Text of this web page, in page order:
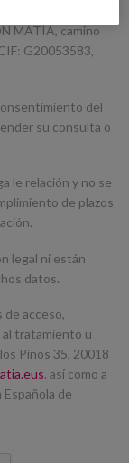
MATÍA, camino
G20053583,
del
su consulta o
le relación y no se
de plazos
legal ni están
datos.
acceso,
tratamiento u
Pinos 35, 20018
. así como a
de